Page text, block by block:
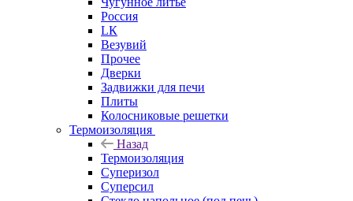
Россия
LК
Везувий
Прочее
Дверки
Задвижки для печи
Плиты
Колосниковые решетки
Термоизоляция
Назад
Термоизоляция
Суперизол
Суперсил